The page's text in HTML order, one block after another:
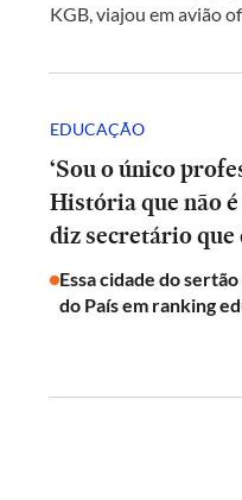
KGB, viajou em avião
EDUCAÇÃO
‘Sou o único
História que não é
diz secretário que
Essa cidade do sertão
do País em ranking